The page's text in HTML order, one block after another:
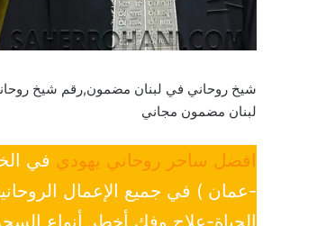
شيخ روحاني في لبنان مضمون,رقم شيخ
لبنان مضمون مجاني
افضل ساحر روحاني يهودي في
-عمان ) في جميع الإعمال
الحياة-علاج وفك أخطر أنواع